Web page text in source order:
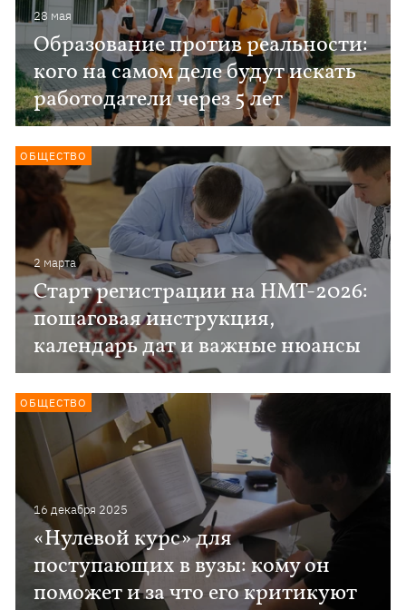
28 мая
Образование против реальности:
кого на самом деле будут искать
работодатели через 5 лет
2 марта
Старт регистрации на НМТ-2026:
пошаговая инструкция,
календарь дат и важные нюансы
ОБЩЕСТВО
16 декабря 2025
«Нулевой курс» для
поступающих в вузы: кому он
поможет и за что его критикуют
ОБЩЕСТВО